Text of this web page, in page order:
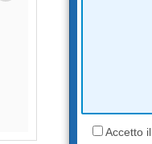
Accetto il